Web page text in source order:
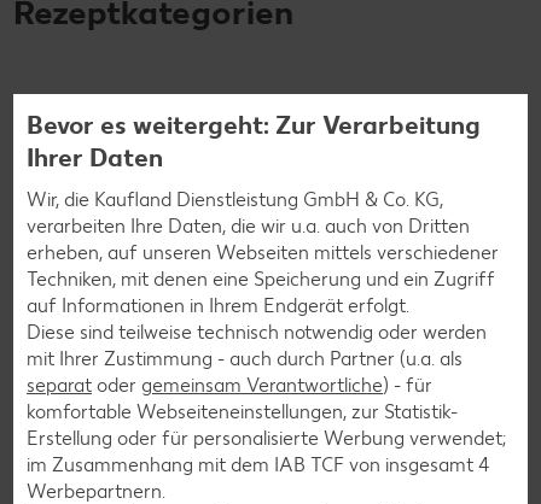
Rezeptkategorien
Burger-Rezepte
Pizza-Rezepte
Pasta-Rezepte
Sushi-Rezepte
Raclette-Rezepte
Flammkuchen-Rezepte
Frühstücksrezepte
Salat-Rezepte
Spargel-Rezepte
Bevor es weitergeht: Zur Verarbeitung
Ihrer Daten
Wir, die Kaufland Dienstleistung GmbH & Co. KG,
verarbeiten Ihre Daten, die wir u.a. auch von Dritten
erheben, auf unseren Webseiten mittels verschiedener
Techniken, mit denen eine Speicherung und ein Zugriff
auf Informationen in Ihrem Endgerät erfolgt.
Diese sind teilweise technisch notwendig oder werden
mit Ihrer Zustimmung - auch durch Partner (u.a. als
separat oder gemeinsam Verantwortliche) - für
komfortable Webseiteneinstellungen, zur Statistik-
Erstellung oder für personalisierte Werbung verwendet;
im Zusammenhang mit dem IAB TCF von insgesamt 4
Werbepartnern.